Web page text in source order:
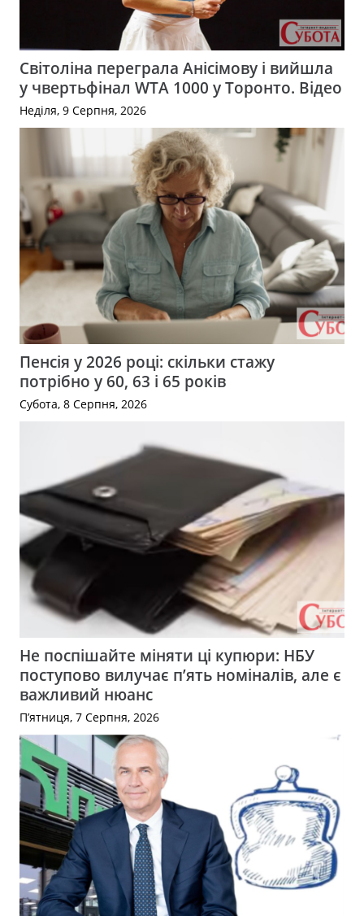
Світоліна переграла Анісімову і вийшла
у чвертьфінал WTA 1000 у Торонто. Відео
Неділя, 9 Серпня, 2026
Пенсія у 2026 році: скільки стажу
потрібно у 60, 63 і 65 років
Субота, 8 Серпня, 2026
Не поспішайте міняти ці купюри: НБУ
поступово вилучає п’ять номіналів, але є
важливий нюанс
П’ятниця, 7 Серпня, 2026